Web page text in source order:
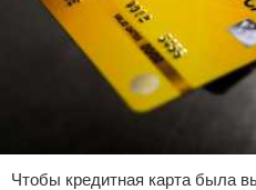
Чтобы кредитная карта была